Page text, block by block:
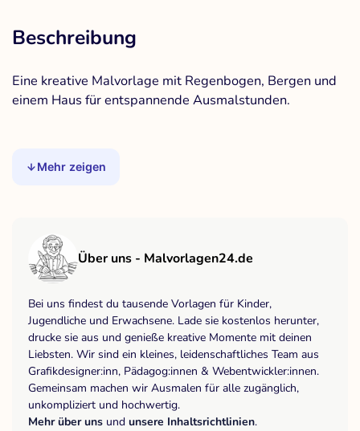
Beschreibung
Eine kreative Malvorlage mit Regenbogen, Bergen und
einem Haus für entspannende Ausmalstunden.
Mehr zeigen
Über uns - Malvorlagen24.de
Bei uns findest du tausende Vorlagen für Kinder,
Jugendliche und Erwachsene. Lade sie kostenlos herunter,
drucke sie aus und genieße kreative Momente mit deinen
Liebsten. Wir sind ein kleines, leidenschaftliches Team aus
Grafikdesigner:inn, Pädagog:innen & Webentwickler:innen.
Gemeinsam machen wir Ausmalen für alle zugänglich,
unkompliziert und hochwertig.
Mehr über uns und unsere Inhaltsrichtlinien.